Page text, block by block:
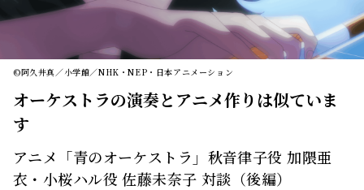
©阿久井真／小学館／NHK・NEP・日本アニメーション
オーケストラの演奏とアニメ作りは似ていま
す
アニメ「青のオーケストラ」秋音律子役 加隈亜
衣・小桜ハル役 佐藤未奈子 対談（後編）